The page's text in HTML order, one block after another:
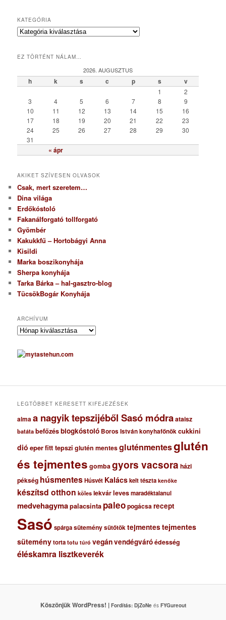
KATEGÓRIA
K
e
ó
r
EZ TÖRTÉNT NÁLAM…
2026. AUGUSZTUS
h k s c p s v
« ápr
1
2
3
4 5 6 7 8
9
10
11 12 13 14 15
16
17
18 19 20 21 22
23
24
25 26 27 28 29
30
31
AKIKET SZÍVESEN OLVASOK
Csak, mert szeretem…
Dina világa
Erdőkóstoló
Fakanálforgató tollforgató
Gyömbér
Kakukkfű – Hortobágyi Anna
Kisildi
Marka boszikonyhája
Sherpa konyhája
Tarka Bárka – hal-gasztro-blog
TücsökBogár Konyhája
ARCHÍVUM
A
c
h
u
LEGTÖBBET KERESETT KIFEJEZÉSEK
almaa nagyik tepszijéből Sasó módraataisz
batáta befőzésblogkóstoló Boros István konyhafőnökcukkini
dió eperfitt tepszi glutén mentesgluténmentesglutén
és tejmentes gombagyors vacsora házi
pékség húsmentesHúsvét Kalácskelt tészta kenőke
készítsd otthon köles lekvárlevesmaradéktalanul
medvehagymapalacsinta paleopogácsarecept
Sasó spárgasüteménysütőtöktejmentestejmentes
süteménytorta totu túró vegánvendégváróédesség
éléskamra lisztkeverék
Köszönjük WordPress! | Fordítás: DjZoNeés FYGureout